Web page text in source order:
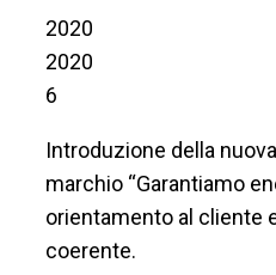
2020
2020
6
Introduzione della
marchio “Garantiamo
orientamento al cliente
coerente.